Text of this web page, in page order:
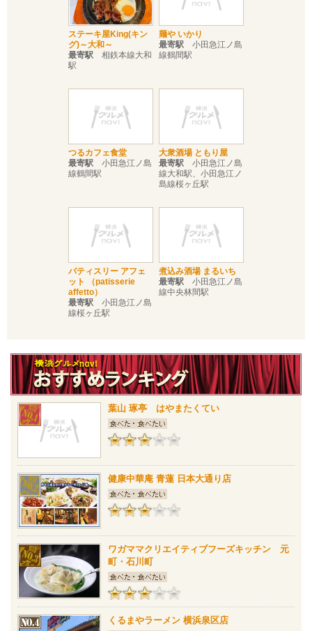
ステーキ屋King(キン
グ)～大和～
最寄駅 相鉄本線大和
駅
麺や いかり
最寄駅 小田急江ノ島
線鶴間駅
つるカフェ食堂
最寄駅 小田急江ノ島
線鶴間駅
大衆酒場 ともり屋
最寄駅 小田急江ノ島
線大和駅、小田急江ノ
島線桜ヶ丘駅
パティスリー アフェ
ット （patisserie
affetto）
最寄駅 小田急江ノ島
線桜ヶ丘駅
煮込み酒場 まるいち
最寄駅 小田急江ノ島
線中央林間駅
葉山 琢亭 はやまたくてい
健康中華庵 青蓮 日本大通り店
ワガママクリエイティブフーズキッチン 元
町・石川町
くるまやラーメン 横浜泉区店